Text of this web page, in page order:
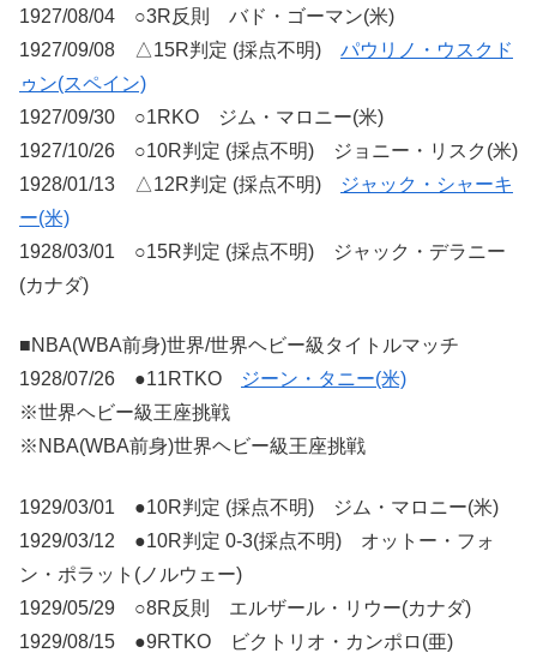
1927/08/04 ○3R反則 バド・ゴーマン(米)
1927/09/08 △15R判定 (採点不明) パウリノ・ウスクド
ゥン(スペイン)
1927/09/30 ○1RKO ジム・マロニー(米)
1927/10/26 ○10R判定 (採点不明) ジョニー・リスク(米)
1928/01/13 △12R判定 (採点不明)
ジャック・シャーキ
ー(米)
1928/03/01 ○15R判定 (採点不明) ジャック・デラニー
(カナダ)
■NBA(WBA前身)世界/世界ヘビー級タイトルマッチ
1928/07/26 ●11RTKO
ジーン・タニー(米)
※世界ヘビー級王座挑戦
※NBA(WBA前身)世界ヘビー級王座挑戦
1929/03/01 ●10R判定 (採点不明) ジム・マロニー(米)
1929/03/12 ●10R判定 0-3(採点不明) オットー・フォ
ン・ポラット(ノルウェー)
1929/05/29 ○8R反則 エルザール・リウー(カナダ)
1929/08/15 ●9RTKO ビクトリオ・カンポロ(亜)